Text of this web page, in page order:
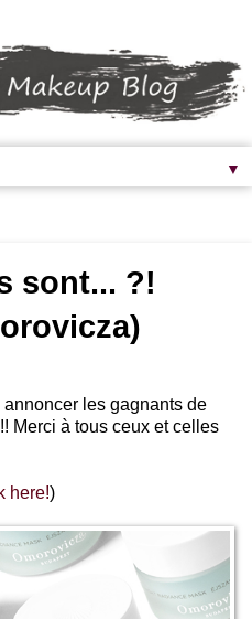
▼
sont... ?!
les gagnants de
!! Merci à tous ceux et celles
here!)